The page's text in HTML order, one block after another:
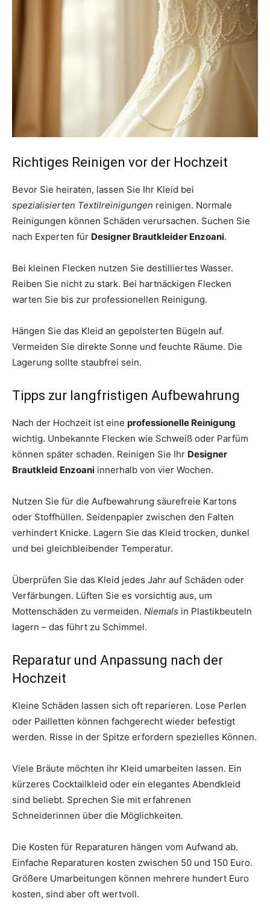
Richtiges Reinigen vor der Hochzeit
Bevor Sie heiraten, lassen Sie Ihr Kleid bei
spezialisierten Textilreinigungen reinigen. Normale
Reinigungen können Schäden verursachen. Suchen Sie
nach Experten für Designer Brautkleider Enzoani.
Bei kleinen Flecken nutzen Sie destilliertes Wasser.
Reiben Sie nicht zu stark. Bei hartnäckigen Flecken
warten Sie bis zur professionellen Reinigung.
Hängen Sie das Kleid an gepolsterten Bügeln auf.
Vermeiden Sie direkte Sonne und feuchte Räume. Die
Lagerung sollte staubfrei sein.
Tipps zur langfristigen Aufbewahrung
Nach der Hochzeit ist eine professionelle Reinigung
wichtig. Unbekannte Flecken wie Schweiß oder Parfüm
können später schaden. Reinigen Sie Ihr Designer
Brautkleid Enzoani innerhalb von vier Wochen.
Nutzen Sie für die Aufbewahrung säurefreie Kartons
oder Stoffhüllen. Seidenpapier zwischen den Falten
verhindert Knicke. Lagern Sie das Kleid trocken, dunkel
und bei gleichbleibender Temperatur.
Überprüfen Sie das Kleid jedes Jahr auf Schäden oder
Verfärbungen. Lüften Sie es vorsichtig aus, um
Mottenschäden zu vermeiden. Niemals in Plastikbeuteln
lagern – das führt zu Schimmel.
Reparatur und Anpassung nach der
Hochzeit
Kleine Schäden lassen sich oft reparieren. Lose Perlen
oder Pailletten können fachgerecht wieder befestigt
werden. Risse in der Spitze erfordern spezielles Können.
Viele Bräute möchten ihr Kleid umarbeiten lassen. Ein
kürzeres Cocktailkleid oder ein elegantes Abendkleid
sind beliebt. Sprechen Sie mit erfahrenen
Schneiderinnen über die Möglichkeiten.
Die Kosten für Reparaturen hängen vom Aufwand ab.
Einfache Reparaturen kosten zwischen 50 und 150 Euro.
Größere Umarbeitungen können mehrere hundert Euro
kosten, sind aber oft wertvoll.